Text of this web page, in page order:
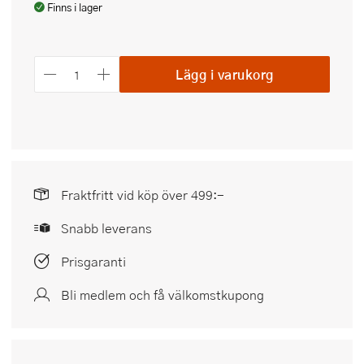
Finns i lager
Lägg i varukorg
Fraktfritt vid köp över 499:-
Snabb leverans
Prisgaranti
Bli medlem och få välkomstkupong